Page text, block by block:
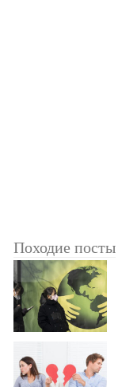
Походие посты